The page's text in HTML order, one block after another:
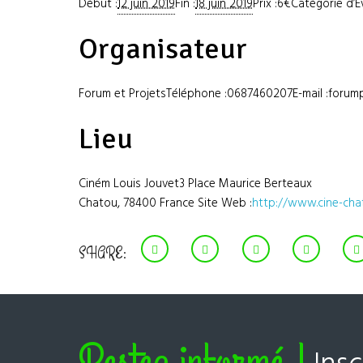
Organisateur
Forum et ProjetsTéléphone :0687460207E-mail
Lieu
Ciném Louis Jouvet3 Place Maurice Berteaux
Chatou, 78400 France Site Web :http://www.cine-
SHARE: